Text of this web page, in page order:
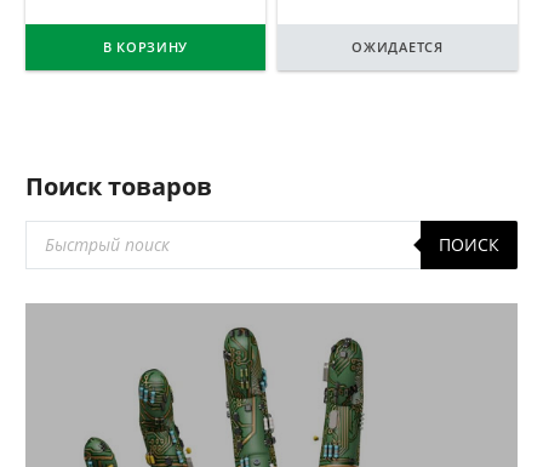
В КОРЗИНУ ОЖИДАЕТСЯ
Поиск товаров
товаров
ПОИСК